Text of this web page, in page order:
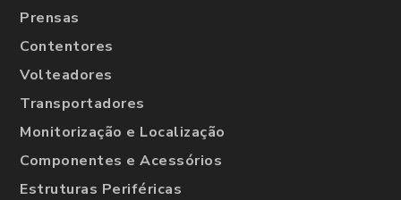
Prensas
Contentores
Volteadores
Transportadores
Monitorização e Localização
Componentes e Acessórios
Estruturas Periféricas